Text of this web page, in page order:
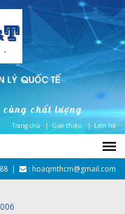
chất lượng
Trang chủ | Giới thiệu | Liên hệ
| : hoaqmthcm@gmail.com